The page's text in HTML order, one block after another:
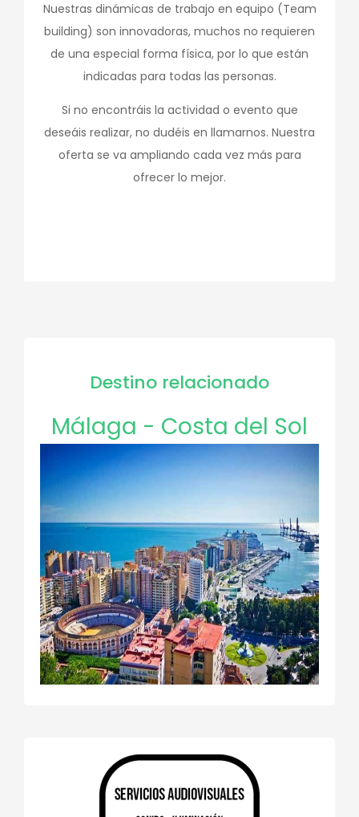
Nuestras dinámicas de trabajo en equipo (Team
building) son innovadoras, muchos no requieren
de una especial forma física, por lo que están
indicadas para todas las personas.
Si no encontráis la actividad o evento que
deseáis realizar, no dudéis en llamarnos. Nuestra
oferta se va ampliando cada vez más para
ofrecer lo mejor.
Destino relacionado
Málaga - Costa del Sol